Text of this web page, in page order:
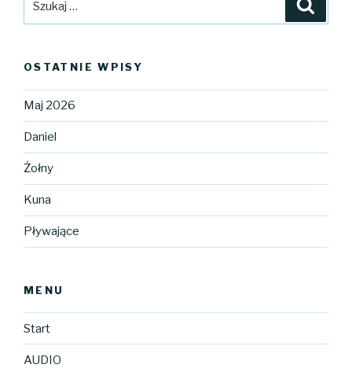
OSTATNIE WPISY
Maj 2026
Daniel
Żołny
Kuna
Pływające
MENU
Start
AUDIO